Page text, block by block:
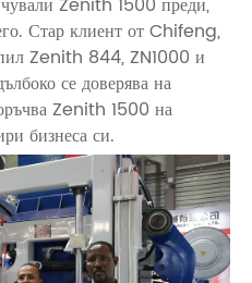
Стар клиент от Chifeng,
Zenith 844, ZN1000 и
се доверява на
Zenith 1500 на
бизнеса си.